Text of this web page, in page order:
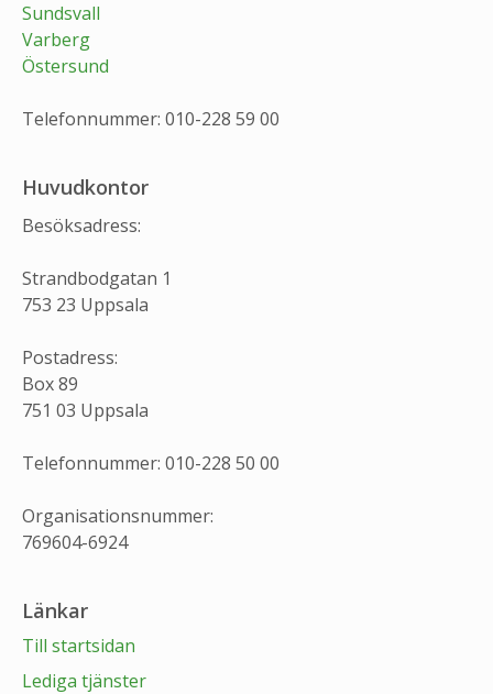
Sundsvall
Varberg
Östersund
Telefonnummer: 010-228 59 00
Huvudkontor
Besöksadress:
Strandbodgatan 1
753 23 Uppsala
Postadress:
Box 89
751 03 Uppsala
Telefonnummer: 010-228 50 00
Organisationsnummer:
769604-6924
Länkar
Till startsidan
Lediga tjänster